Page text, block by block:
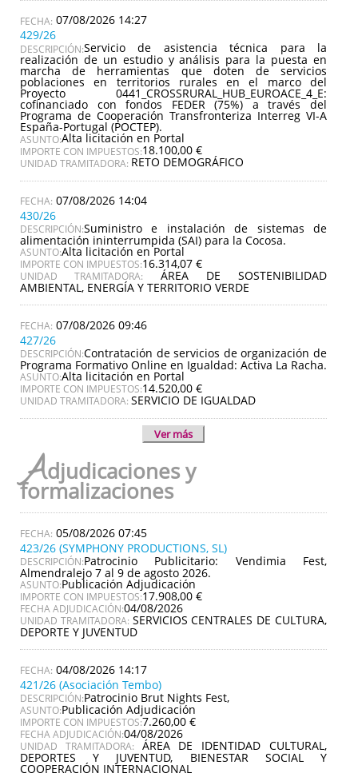
07/08/2026 14:27
429/26
DESCRIPCIÓN:Servicio de asistencia técnica para la
realización de un estudio y análisis para la puesta en
marcha de herramientas que doten de servicios
poblaciones en territorios rurales en el marco del
Proyecto 0441_CROSSRURAL_HUB_EUROACE_4_E:
cofinanciado con fondos FEDER (75%) a través del
Programa de Cooperación Transfronteriza Interreg VI-A
España-Portugal (POCTEP).
ASUNTO:Alta licitación en Portal
IMPORTE CON IMPUESTOS:18.100,00 €
UNIDAD TRAMITADORA: RETO DEMOGRÁFICO
07/08/2026 14:04
430/26
DESCRIPCIÓN:Suministro e instalación de sistemas de
alimentación ininterrumpida (SAI) para la Cocosa.
ASUNTO:Alta licitación en Portal
IMPORTE CON IMPUESTOS:16.314,07 €
UNIDAD TRAMITADORA: ÁREA DE SOSTENIBILIDAD
AMBIENTAL, ENERGÍA Y TERRITORIO VERDE
07/08/2026 09:46
427/26
DESCRIPCIÓN:Contratación de servicios de organización de
Programa Formativo Online en Igualdad: Activa La Racha.
ASUNTO:Alta licitación en Portal
IMPORTE CON IMPUESTOS:14.520,00 €
UNIDAD TRAMITADORA: SERVICIO DE IGUALDAD
Ver más
Adjudicaciones y
formalizaciones
05/08/2026 07:45
423/26 (SYMPHONY PRODUCTIONS, SL)
DESCRIPCIÓN:Patrocinio Publicitario: Vendimia Fest,
Almendralejo 7 al 9 de agosto 2026.
ASUNTO:Publicación Adjudicación
IMPORTE CON IMPUESTOS:17.908,00 €
FECHA ADJUDICACIÓN:04/08/2026
UNIDAD TRAMITADORA: SERVICIOS CENTRALES DE CULTURA,
DEPORTE Y JUVENTUD
04/08/2026 14:17
421/26 (Asociación Tembo)
DESCRIPCIÓN:Patrocinio Brut Nights Fest,
ASUNTO:Publicación Adjudicación
IMPORTE CON IMPUESTOS:7.260,00 €
FECHA ADJUDICACIÓN:04/08/2026
UNIDAD TRAMITADORA: ÁREA DE IDENTIDAD CULTURAL,
DEPORTES Y JUVENTUD, BIENESTAR SOCIAL Y
COOPERACIÓN INTERNACIONAL